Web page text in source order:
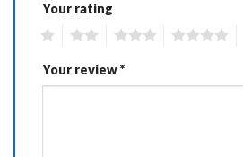
Your rating
Your review*